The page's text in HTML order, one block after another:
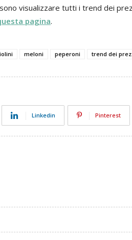
visualizzare tutti i trend dei
pagina.
meloni peperoni trend dei
Linkedin Pinterest